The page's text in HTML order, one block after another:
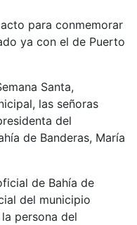
acto para conmemorar
ya con el de Puerto
Santa,
las señoras
del
de Banderas, María
de Bahía de
del municipio
persona del